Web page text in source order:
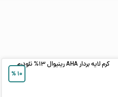
۱۰ %
کرم لایه بردار AHA رینیوال ۱۳% نئودرم